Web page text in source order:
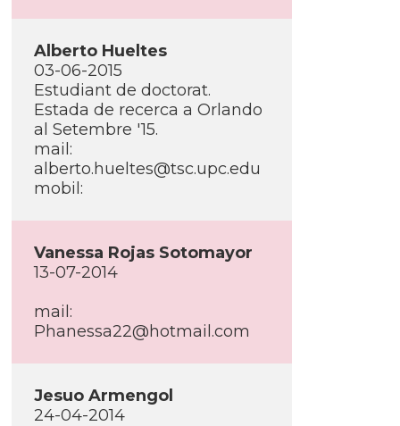
Alberto Hueltes
03-06-2015
Estudiant de doctorat.
Estada de recerca a Orlando
al Setembre '15.
mail:
alberto.hueltes@tsc.upc.edu
mobil:
Vanessa Rojas Sotomayor
13-07-2014
mail:
Phanessa22@hotmail.com
Jesuo Armengol
24-04-2014